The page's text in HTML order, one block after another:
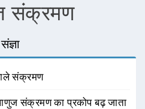
संक्रमण
संज्ञा
वाले संक्रमण
संक्रमण का प्रकोप बढ़ जाता